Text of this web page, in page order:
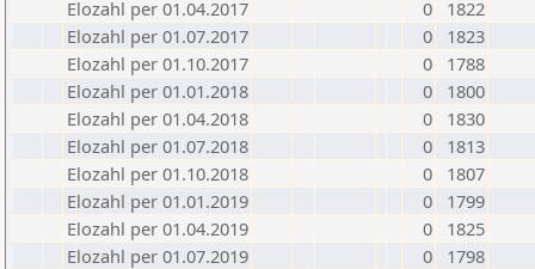
Elozahl per 01.04.2017
0
1822
Elozahl per 01.07.2017
0
1823
Elozahl per 01.10.2017
0
1788
Elozahl per 01.01.2018
0
1800
Elozahl per 01.04.2018
0
1830
Elozahl per 01.07.2018
0
1813
Elozahl per 01.10.2018
0
1807
Elozahl per 01.01.2019
0
1799
Elozahl per 01.04.2019
0
1825
Elozahl per 01.07.2019
0
1798